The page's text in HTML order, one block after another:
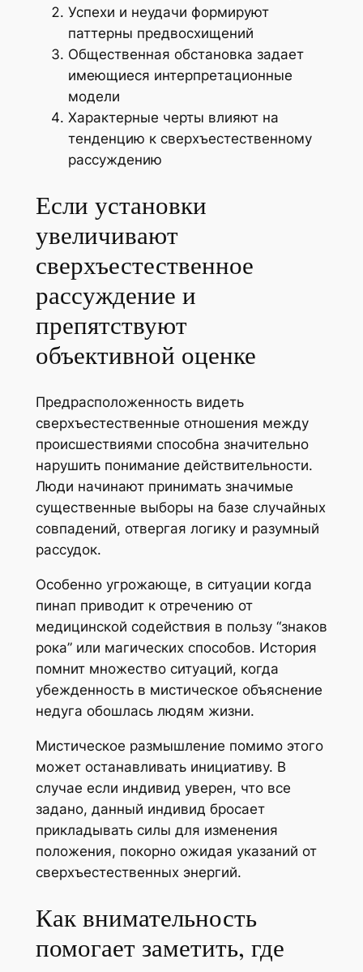
Успехи и неудачи формируют
паттерны предвосхищений
Общественная обстановка задает
имеющиеся интерпретационные
модели
Характерные черты влияют на
тенденцию к сверхъестественному
рассуждению
Если установки
увеличивают
сверхъестественное
рассуждение и
препятствуют
объективной оценке
Предрасположенность видеть
сверхъестественные отношения между
происшествиями способна значительно
нарушить понимание действительности.
Люди начинают принимать значимые
существенные выборы на базе случайных
совпадений, отвергая логику и разумный
рассудок.
Особенно угрожающе, в ситуации когда
пинап приводит к отречению от
медицинской содействия в пользу “знаков
рока” или магических способов. История
помнит множество ситуаций, когда
убежденность в мистическое объяснение
недуга обошлась людям жизни.
Мистическое размышление помимо этого
может останавливать инициативу. В
случае если индивид уверен, что все
задано, данный индивид бросает
прикладывать силы для изменения
положения, покорно ожидая указаний от
сверхъестественных энергий.
Как внимательность
помогает заметить, где